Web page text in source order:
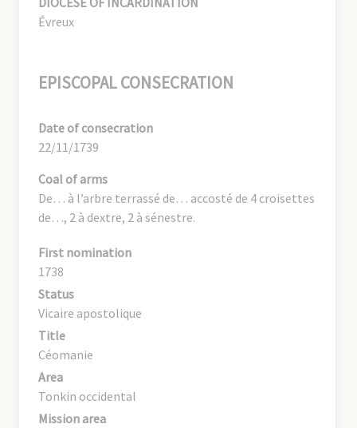
Évreux
EPISCOPAL CONSECRATION
Date of consecration
22/11/1739
Coal of arms
De… à l’arbre terrassé de… accosté de 4 croisettes
de…, 2 à dextre, 2 à sénestre.
First nomination
1738
Status
Vicaire apostolique
Title
Céomanie
Area
Tonkin occidental
Mission area